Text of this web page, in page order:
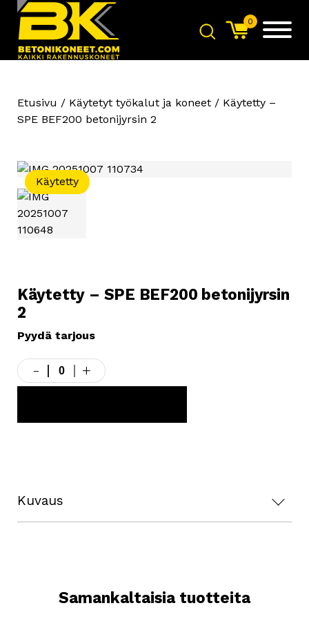
0
Etusivu / Käytetyt työkalut ja koneet / Käytetty –
SPE BEF200 betonijyrsin 2
Käytetty
Käytetty – SPE BEF200 betonijyrsin
2
Pyydä tarjous
-
Käytetty
-
+
Kuvaus
Tekniset tiedot:
Samankaltaisia tuotteita